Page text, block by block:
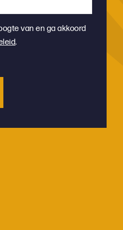
van en ga akkoord
.